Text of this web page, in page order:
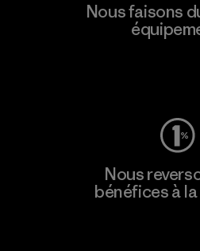
Nous faisons
Nous
bénéfices à